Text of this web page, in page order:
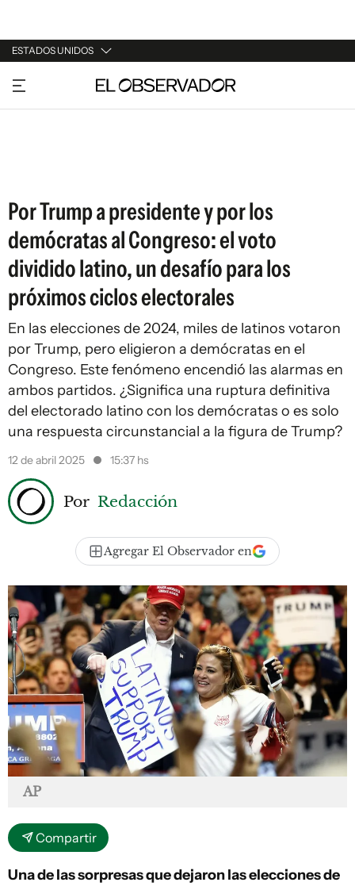
ESTADOS UNIDOS
URUGUAY
ARGENTINA
Por Trump a presidente y por los
demócratas al Congreso: el voto
dividido latino, un desafío para los
próximos ciclos electorales
En las elecciones de 2024, miles de latinos votaron
por Trump, pero eligieron a demócratas en el
Congreso. Este fenómeno encendió las alarmas en
ambos partidos. ¿Significa una ruptura definitiva
del electorado latino con los demócratas o es solo
una respuesta circunstancial a la figura de Trump?
12 de abril 2025 15:37 hs
Por Redacción
Agregar El Observador en
AP
Compartir
Una de las sorpresas que dejaron las elecciones de